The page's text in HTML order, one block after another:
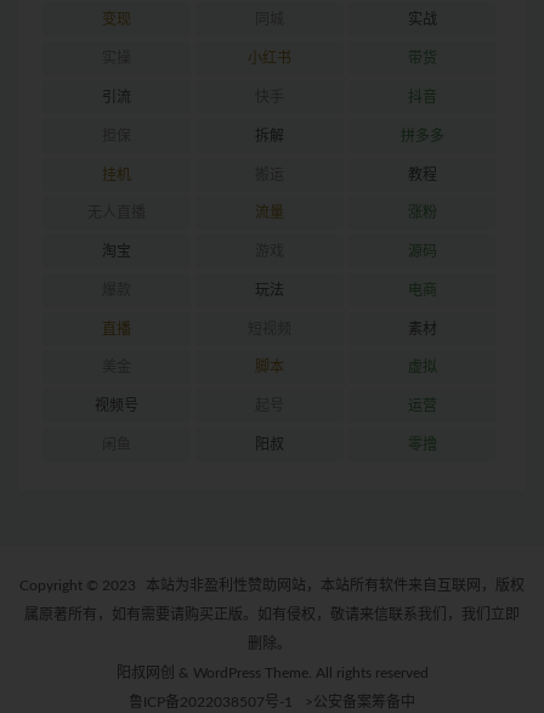
变现 实战
小红书 带货
引流 抖音
拆解 拼多多
挂机 教程
流量 涨粉
淘宝 源码
玩法 电商
直播 素材
脚本 虚拟
视频号 运营
阳叔 零撸
Copyright © 2023
本站为非盈利性赞助网站，本站所有软件来自互联网，版权
属原著所有，如有需要请购买正版。如有侵权，敬请来信联系我们，我们立即
删除。
阳叔网创 & WordPress Theme. All rights reserved
鲁ICP备2022038507号-1
>公安备案筹备中